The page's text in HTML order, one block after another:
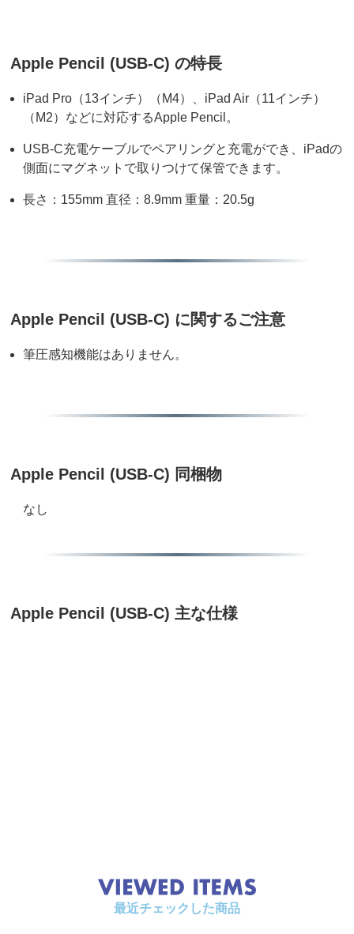
Apple Pencil (USB-C) の特長
iPad Pro（13インチ）（M4）、iPad Air（11インチ）
（M2）などに対応するApple Pencil。
USB-C充電ケーブルでペアリングと充電ができ、iPadの
側面にマグネットで取りつけて保管できます。
長さ：155mm 直径：8.9mm 重量：20.5g
Apple Pencil (USB-C) に関するご注意
筆圧感知機能はありません。
Apple Pencil (USB-C) 同梱物
なし
Apple Pencil (USB-C) 主な仕様
最近チェックした商品